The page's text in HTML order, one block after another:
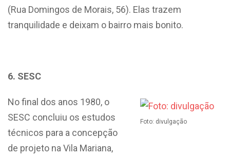
(Rua Domingos de Morais, 56). Elas trazem
tranquilidade e deixam o bairro mais bonito.
6. SESC
Foto: divulgação
No final dos anos 1980, o
SESC concluiu os estudos
técnicos para a concepção
de projeto na Vila Mariana,